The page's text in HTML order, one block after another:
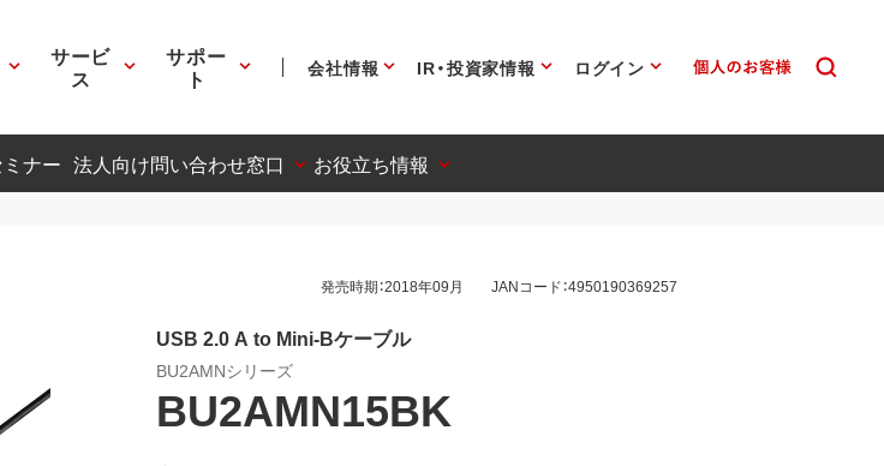
サービ
ス
サポー
ト 会社情報 IR・投資家情報 ログイン
ナー 法人向け問い合わせ窓口 お役立ち情報
発売時期：2018年09月 JANコード：4950190369257
USB 2.0 A to Mini-Bケーブル
BU2AMNシリーズ
BU2AMN15BK